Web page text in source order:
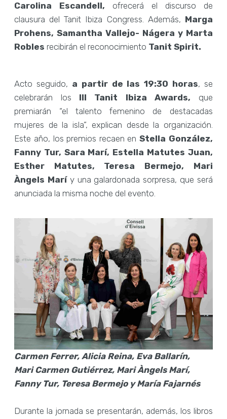
Carolina Escandell, ofrecerá el discurso de
clausura del Tanit Ibiza Congress. Además, Marga
Prohens, Samantha Vallejo- Nágera y Marta
Robles recibirán el reconocimiento Tanit Spirit.
Acto seguido, a partir de las 19:30 horas, se
celebrarán los III Tanit Ibiza Awards, que
premiarán “el talento femenino de destacadas
mujeres de la isla”, explican desde la organización.
Este año, los premios recaen enStella González,
Fanny Tur, Sara Marí, Estella Matutes Juan,
Esther Matutes, Teresa Bermejo, Mari
Àngels Marí y una galardonada sorpresa, que será
anunciada la misma noche del evento.
Carmen Ferrer, Alicia Reina, Eva Ballarín,
Mari Carmen Gutiérrez, Mari Àngels Marí,
Fanny Tur, Teresa Bermejo y María Fajarnés
Durante la jornada se presentarán, además, los libros